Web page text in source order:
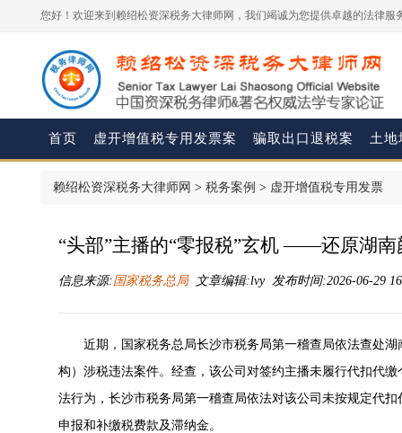
您好！欢迎来到赖绍松资深税务大律师网，我们竭诚为您提供卓越的法律服
首页 虚开增值税专用发票案 骗取出口退税案 土地
赖绍松资深税务大律师网 > 税务案例 > 虚开增值税专用发票
“头部”主播的“零报税”玄机 ——还原湖
信息来源:国家税务总局文章编辑:lvy 发布时间:2026-06-29
近期，国家税务总局长沙市税务局第一稽查局依法查处
构）涉税违法案件。经查，该公司对签约主播未履行代扣代
法行为，长沙市税务局第一稽查局依法对该公司未按规定代
申报和补缴税费款及滞纳金。